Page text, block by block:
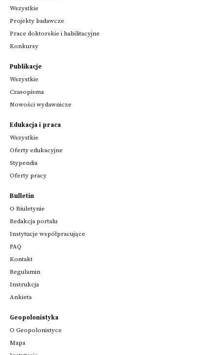
Wszystkie
Projekty badawcze
Prace doktorskie i habilitacyjne
Konkursy
Publikacje
Wszystkie
Czasopisma
Nowości wydawnicze
Edukacja i praca
Wszystkie
Oferty edukacyjne
Stypendia
Oferty pracy
Bulletin
O Biuletynie
Redakcja portalu
Instytucje współpracujące
FAQ
Kontakt
Regulamin
Instrukcja
Ankieta
Geopolonistyka
O Geopolonistyce
Mapa